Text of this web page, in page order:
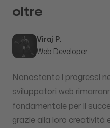
oltre
Published
AuthorViraj P.
Web Developer
Nonostante i progressi
sviluppatori web
fondamentale per il
grazie alla loro creatività